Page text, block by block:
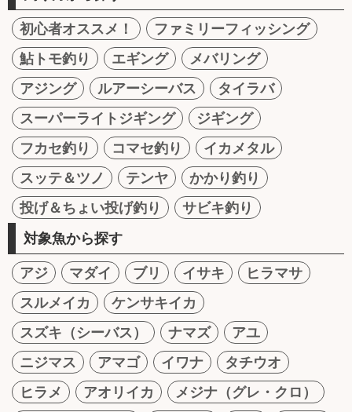
初心者オススメ！
ファミリーフィッシング
鮎トモ釣り
エギング
メバリング
アジング
ルアーシーバス
タイラバ
スーパーライトジギング
ジギング
フカセ釣り
コマセ釣り
イカメタル
スッテ＆ツノ
テンヤ
かかり釣り
投げ＆ちょい投げ釣り
サビキ釣り
対象魚から探す
アジ マダイ ブリ イサキ
ヒラマサ
スルメイカ
ケンサキイカ
スズキ（シーバス）
ナマズ
アユ
ニジマス
アマゴ イワナ
タチウオ
ヒラメ
アオリイカ
メジナ（グレ・クロ）